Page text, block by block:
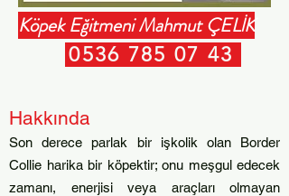
Köpek Eğitmeni Mahmut ÇELİK
0536 785 07 43
Hakkında
Son derece parlak bir işkolik olan Border
Collie harika bir köpektir; onu meşgul edecek
zamanı, enerjisi veya araçları olmayan